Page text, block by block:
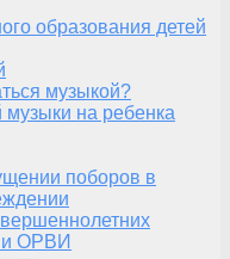
образования детей
музыкой?
музыки на ребенка
поборов в
и ОРВИ